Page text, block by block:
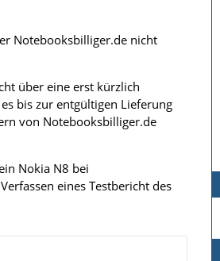
Notebooksbilliger.de nicht
über eine erst kürzlich
bis zur entgültigen Lieferung
von Notebooksbilliger.de
Nokia N8 bei
eines Testbericht des